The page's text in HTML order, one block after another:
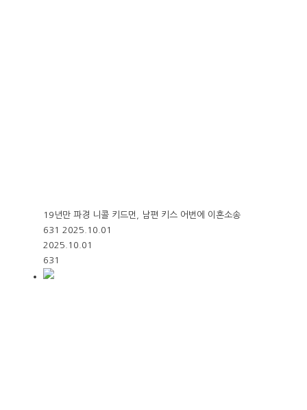
19년만 파경 니콜 키드먼, 남편 키스 어번에 이혼소송
631
2025.10.01
2025.10.01
631